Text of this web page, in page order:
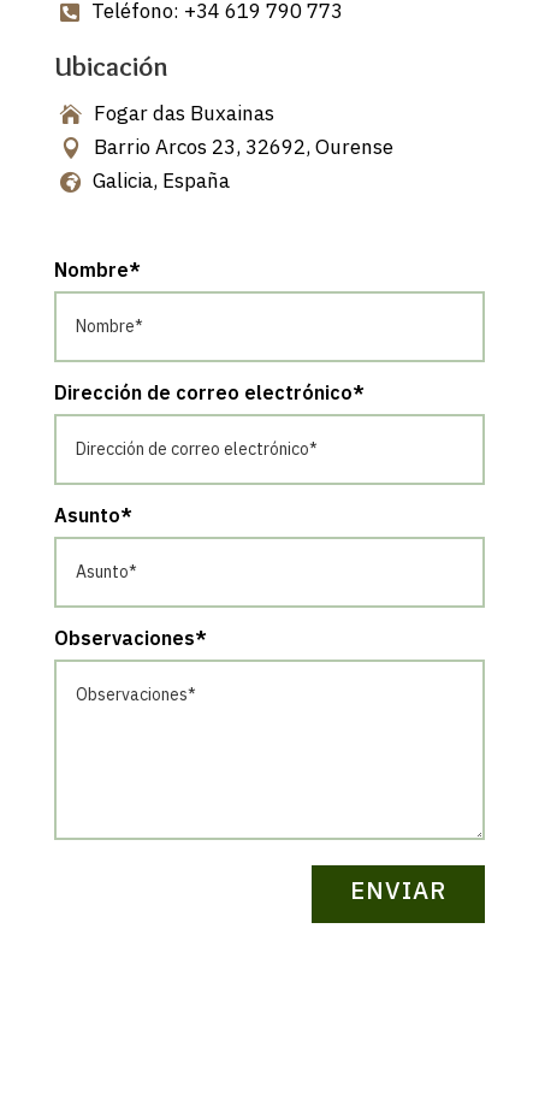

Teléfono: +34 619 790 773
Ubicación
 Fogar das Buxainas
 Barrio Arcos 23, 32692, Ourense
 Galicia, España
Nombre*
Dirección de correo electrónico*
Asunto*
Observaciones*
ENVIAR